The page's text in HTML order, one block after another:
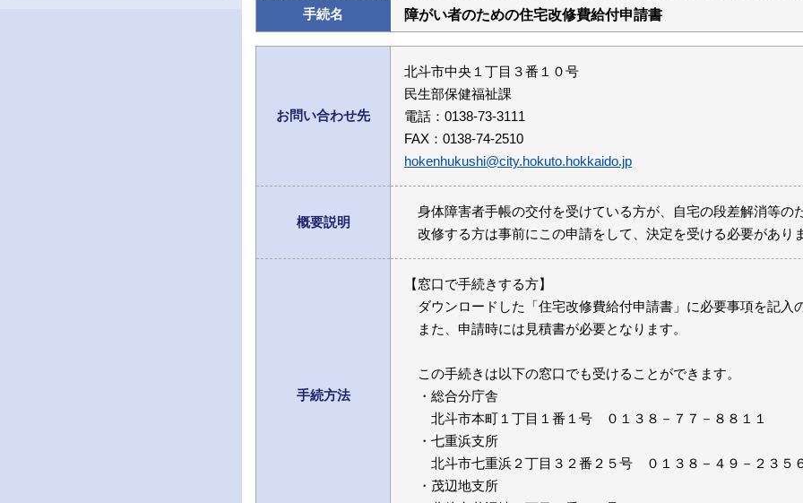
手続名 障がい者のための住宅改修費給付申請書
お問い合わせ先
北斗市中央１丁目３番１０号
民生部保健福祉課
電話：0138-73-3111
FAX：0138-74-2510
hokenhukushi@city.hokuto.hokkaido.jp
概要説明
身体障害者手帳の交付を受けている方が、自宅の段差解消等の
改修する方は事前にこの申請をして、決定を受ける必要があり
手続方法
【窓口で手続きする方】
ダウンロードした「住宅改修費給付申請書」に必要事項を記入
また、申請時には見積書が必要となります。
この手続きは以下の窓口でも受けることができます。
・総合分庁舎
北斗市本町１丁目１番１号 ０１３８－７７－８８１１
・七重浜支所
北斗市七重浜２丁目３２番２５号 ０１３８－４９－２３５
・茂辺地支所